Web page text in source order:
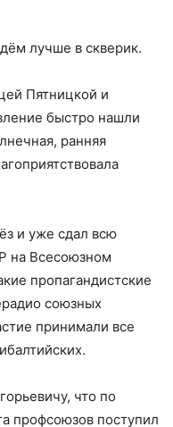
лучше в скверик.
Пятницкой и
быстро нашли
ранняя
и уже сдал всю
на Всесоюзном
пропагандистские
союзных
принимали все
что по
профсоюзов поступил